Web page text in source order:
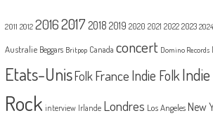
2011 2012 20162017 2018 2019 2020 2021 2022 2023 2024
Australie Beggars Britpop Canada concert Domino Records
Etats-UnisFolk France Indie Folk
Rock interview Irlande Londres Los Angeles New